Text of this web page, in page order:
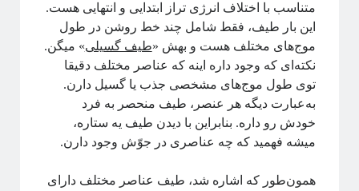
اهداف سیتپور
برنامه‌نویسی و کار با داده
تاریخ علم
تصاویر
جامعه علمی
خرافات
درباره دانشمندان
دوره دکتری
روایتگری در علم
متناسب با اختلاف انرژی تراز ابتدایی و انتهایی هست.
این بار طیف، فقط شامل چند خط روشن در طول
موج‌های مختلف هست و بهش «طیف گسیلی» میگن.
نکته‌ای که وجود داره اینه که عناصر مختلف دقیقا
توی طول موج‌های مشخصی جذب یا گسیل دارن.
به‌عبارت دیگه هر عنصر، طیف منحصر به فرد
خودش رو داره. بنابراین با دیدن طیف یه ستاره،
میشه فهمید که چه عناصری در جوّش وجود دارن.
همون‌طور که اشاره شد، طیف عناصر مختلف دارای